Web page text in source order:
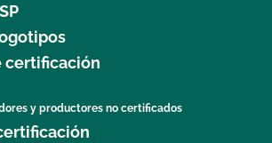
certificación
y productores no certificados